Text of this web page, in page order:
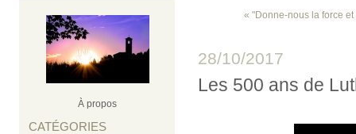
À propos
CATÉGORIES
« "Donne-nous la force
28/10/2017
Les 500 ans de